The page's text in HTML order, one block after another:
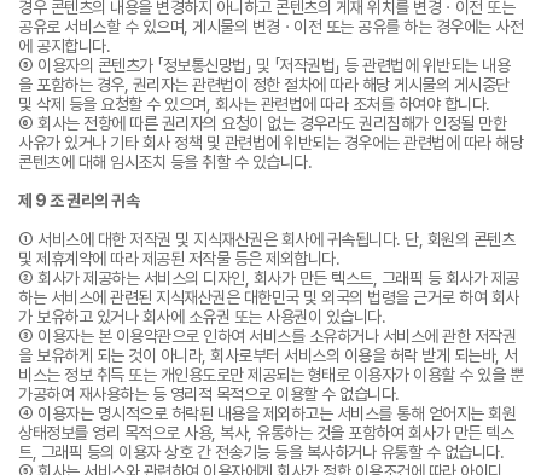
경우 콘텐츠의 내용을 변경하지 아니하고 콘텐츠의 게재 위치를 변경ㆍ이전 또는
공유로 서비스할 수 있으며, 게시물의 변경ㆍ이전 또는 공유를 하는 경우에는 사전
에 공지합니다.
⑤ 이용자의 콘텐츠가 「정보통신망법」 및 「저작권법」 등 관련법에 위반되는 내용
을 포함하는 경우, 권리자는 관련법이 정한 절차에 따라 해당 게시물의 게시중단
및 삭제 등을 요청할 수 있으며, 회사는 관련법에 따라 조처를 하여야 합니다.
⑥ 회사는 전항에 따른 권리자의 요청이 없는 경우라도 권리침해가 인정될 만한
사유가 있거나 기타 회사 정책 및 관련법에 위반되는 경우에는 관련법에 따라 해당
콘텐츠에 대해 임시조치 등을 취할 수 있습니다.
제 9 조 권리의 귀속
① 서비스에 대한 저작권 및 지식재산권은 회사에 귀속됩니다. 단, 회원의 콘텐츠
및 제휴계약에 따라 제공된 저작물 등은 제외합니다.
② 회사가 제공하는 서비스의 디자인, 회사가 만든 텍스트, 그래픽 등 회사가 제공
하는 서비스에 관련된 지식재산권은 대한민국 및 외국의 법령을 근거로 하여 회사
가 보유하고 있거나 회사에 소유권 또는 사용권이 있습니다.
③ 이용자는 본 이용약관으로 인하여 서비스를 소유하거나 서비스에 관한 저작권
을 보유하게 되는 것이 아니라, 회사로부터 서비스의 이용을 허락 받게 되는바, 서
비스는 정보 취득 또는 개인용도로만 제공되는 형태로 이용자가 이용할 수 있을 뿐
가공하여 재사용하는 등 영리적 목적으로 이용할 수 없습니다.
④ 이용자는 명시적으로 허락된 내용을 제외하고는 서비스를 통해 얻어지는 회원
상태정보를 영리 목적으로 사용, 복사, 유통하는 것을 포함하여 회사가 만든 텍스
트, 그래픽 등의 이용자 상호 간 전송기능 등을 복사하거나 유통할 수 없습니다.